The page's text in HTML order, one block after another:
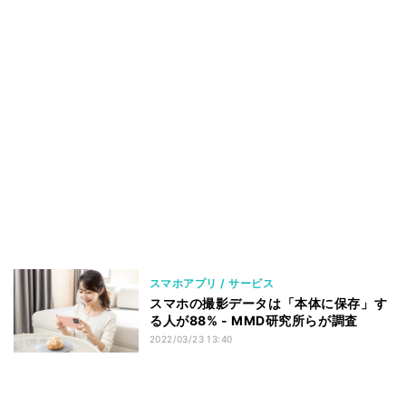
スマホアプリ / サービス
スマホの撮影データは「本体に保存」す
る人が88% - MMD研究所らが調査
2022/03/23 13:40